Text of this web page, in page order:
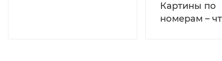
Картины по
номерам –